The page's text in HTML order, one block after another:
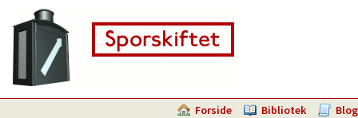
Forside Bibliotek Blog